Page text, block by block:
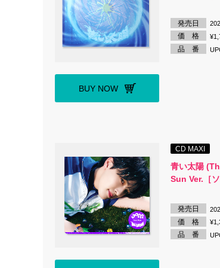
BUY NOW
発売日
価 格
品 番
CD MAXI
青い太陽
Sun Ver.［
発売日
価 格
品 番